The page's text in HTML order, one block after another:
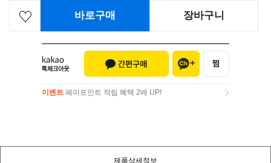
바로구매 장바구니
이벤트 페이포인트 적립 혜택 2배 UP!
제품상세정보